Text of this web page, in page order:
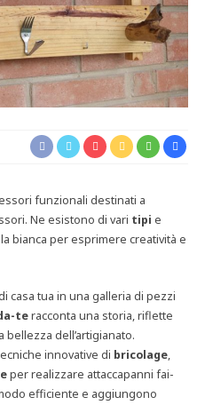
funzionali destinati a
Ne esistono di vari tipi e
bianca per esprimere creatività e
casa tua in una galleria di pezzi
teracconta una storia, riflette
dell’artigianato.
innovative di bricolage,
per realizzare attaccapanni fai-
efficiente e aggiungono